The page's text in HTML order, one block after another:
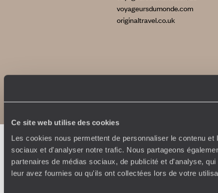
Ce site web utilise des cookies
Les cookies nous permettent de personnaliser le contenu
sociaux et d'analyser notre trafic. Nous partageons
partenaires de médias sociaux, de publicité et d'analyse,
leur avez fournies ou qu'ils ont collectées lors de votre
voyageursdumonde.com
originaltravel.co.uk
Notice légale et CGU